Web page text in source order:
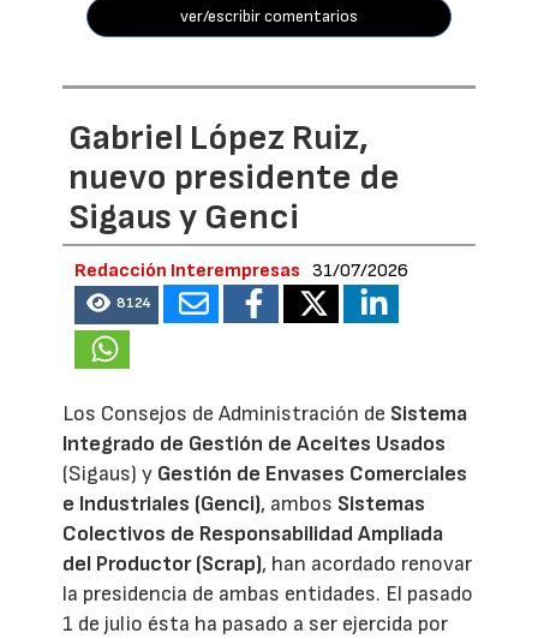
ver/escribir comentarios
Gabriel López Ruiz,
nuevo presidente de
Sigaus y Genci
Redacción Interempresas 31/07/2026
8124
Los Consejos de Administración de Sistema
Integrado de Gestión de Aceites Usados
(Sigaus) y Gestión de Envases Comerciales
e Industriales (Genci), ambos Sistemas
Colectivos de Responsabilidad Ampliada
del Productor (Scrap), han acordado renovar
la presidencia de ambas entidades. El pasado
1 de julio ésta ha pasado a ser ejercida por